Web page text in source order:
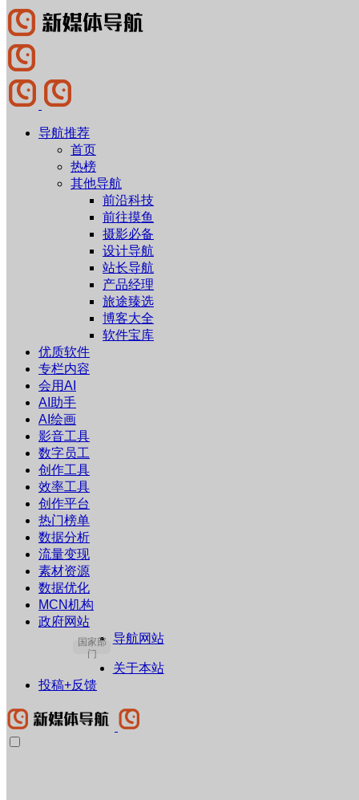
导航推荐
首页
热榜
其他导航
前沿科技
前往摸鱼
摄影必备
设计导航
站长导航
产品经理
旅途臻选
博客大全
软件宝库
优质软件
专栏内容
会用AI
AI助手
AI绘画
影音工具
数字员工
创作工具
效率工具
创作平台
热门榜单
数据分析
流量变现
素材资源
数据优化
MCN机构
政府网站
国家部
门
导航网站
关于本站
投稿+反馈